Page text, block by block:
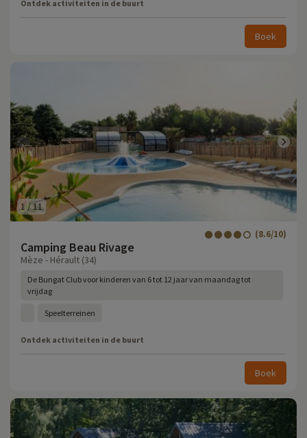
Ontdek activiteiten in de buurt
Boek
1 /11
Camping Beau Rivage
(8.6/10)
Mèze - Hérault (34)
De Bungat Club voor kinderen van 6 tot 12 jaar van maandag tot
vrijdag
Speelterreinen
Ontdek activiteiten in de buurt
Boek